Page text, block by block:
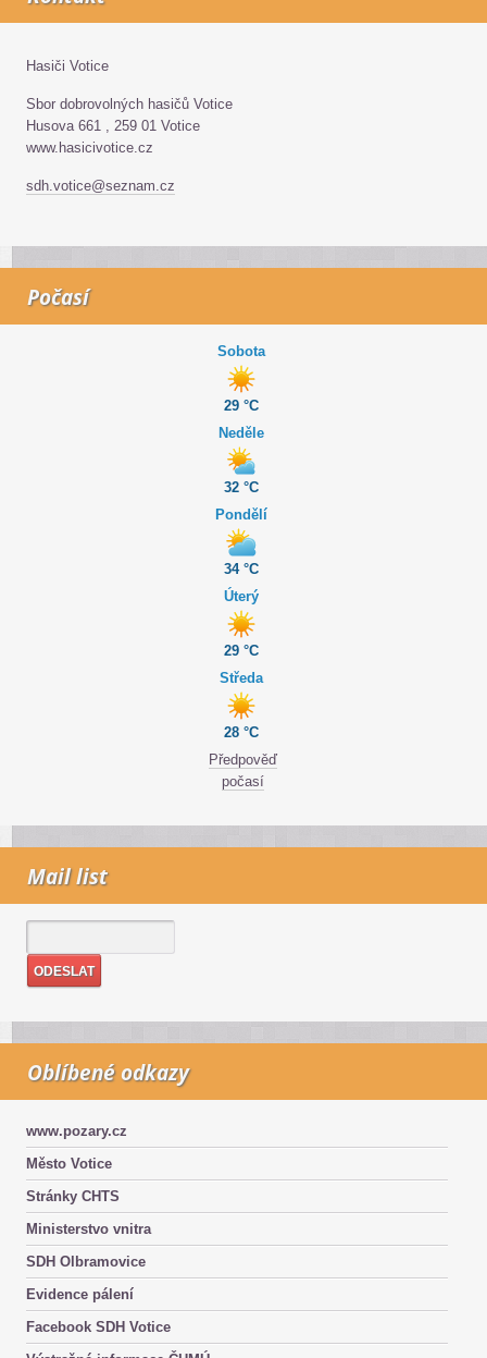
Hasiči Votice
Sbor dobrovolných hasičů Votice
Husova 661 , 259 01 Votice
www.hasicivotice.cz
sdh.votice@seznam.cz
Počasí
Sobota
29 °C
Neděle
32 °C
Pondělí
34 °C
Úterý
29 °C
Středa
28 °C
Předpověď
počasí
Mail list
Oblíbené odkazy
www.pozary.cz
Město Votice
Stránky CHTS
Ministerstvo vnitra
SDH Olbramovice
Evidence pálení
Facebook SDH Votice